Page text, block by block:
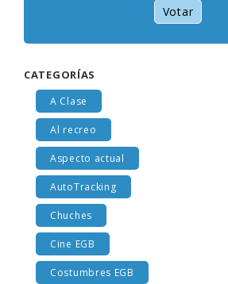
Votar
CATEGORÍAS
A Clase
Al recreo
Aspecto actual
AutoTracking
Chuches
Cine EGB
Costumbres EGB